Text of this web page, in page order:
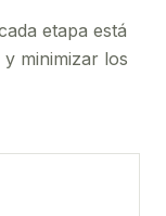
etapa está
minimizar los